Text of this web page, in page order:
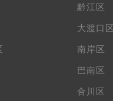
黔江区
大渡口区
南岸区
巴南区
合川区